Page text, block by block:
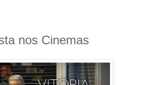
nos Cinemas